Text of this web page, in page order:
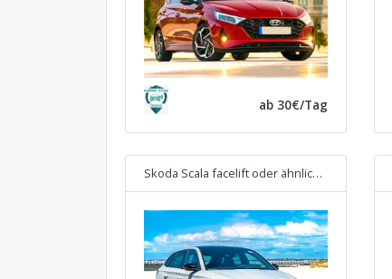
ab 30€/Tag
Skoda Scala facelift oder ähnliches